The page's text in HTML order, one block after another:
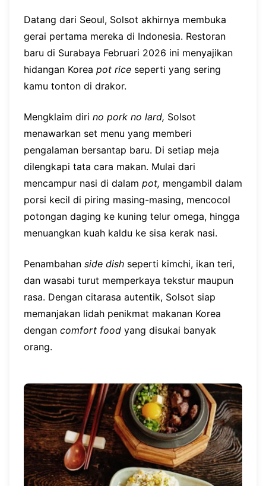
Datang dari Seoul, Solsot akhirnya membuka
gerai pertama mereka di Indonesia. Restoran
baru di Surabaya Februari 2026 ini menyajikan
hidangan Korea pot rice seperti yang sering
kamu tonton di drakor.
Mengklaim diri no pork no lard, Solsot
menawarkan set menu yang memberi
pengalaman bersantap baru. Di setiap meja
dilengkapi tata cara makan. Mulai dari
mencampur nasi di dalam pot, mengambil dalam
porsi kecil di piring masing-masing, mencocol
potongan daging ke kuning telur omega, hingga
menuangkan kuah kaldu ke sisa kerak nasi.
Penambahan side dish seperti kimchi, ikan teri,
dan wasabi turut memperkaya tekstur maupun
rasa. Dengan citarasa autentik, Solsot siap
memanjakan lidah penikmat makanan Korea
dengan comfort food yang disukai banyak
orang.